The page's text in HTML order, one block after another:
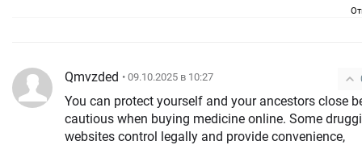
Qmvzded • 09.10.2025 в 10:27
You can protect yourself and your ancestors close
cautious when buying medicine online. Some
websites control legally and provide convenience,